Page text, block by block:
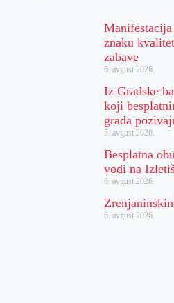
znaku
zabave
6. avgust 2026.
Iz Gradske
koji
grada
5. avgust 2026.
Besplatna
vodi na
6. avgust 2026.
6. avgust 2026.